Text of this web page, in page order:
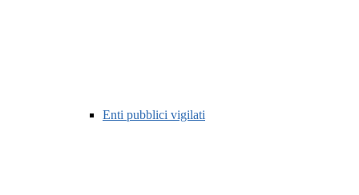
Enti pubblici vigilati